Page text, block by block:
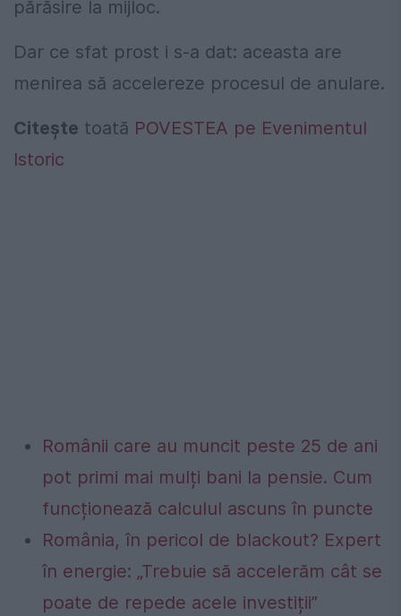
părăsire la mijloc.
Dar ce sfat prost i s-a dat: aceasta are
menirea să accelereze procesul de anulare.
Citește toată POVESTEA pe Evenimentul
Istoric
Românii care au muncit peste 25 de ani
pot primi mai mulți bani la pensie. Cum
funcționează calculul ascuns în puncte
România, în pericol de blackout? Expert
în energie: „Trebuie să accelerăm cât se
poate de repede acele investiții”